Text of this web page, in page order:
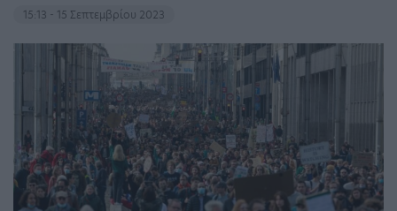
15:13 - 15 Σεπτεμβρίου 2023